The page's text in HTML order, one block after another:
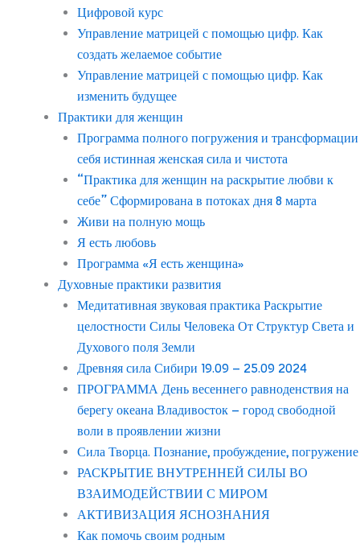
Цифровой курс
Управление матрицей с помощью цифр. Как
создать желаемое событие
Управление матрицей с помощью цифр. Как
изменить будущее
Практики для женщин
Программа полного погружения и трансформации
себя истинная женская сила и чистота
“Практика для женщин на раскрытие любви к
себе” Сформирована в потоках дня 8 марта
Живи на полную мощь
Я есть любовь
Программа «Я есть женщина»
Духовные практики развития
Медитативная звуковая практика Раскрытие
целостности Силы Человека От Структур Света и
Духового поля Земли
Древняя сила Сибири 19.09 – 25.09 2024
ПРОГРАММА День весеннего равноденствия на
берегу океана Владивосток – город свободной
воли в проявлении жизни
Сила Творца. Познание, пробуждение, погружение
РАСКРЫТИЕ ВНУТРЕННЕЙ СИЛЫ ВО
ВЗАИМОДЕЙСТВИИ С МИРОМ
АКТИВИЗАЦИЯ ЯСНОЗНАНИЯ
Как помочь своим родным